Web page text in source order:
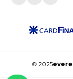
© 2025